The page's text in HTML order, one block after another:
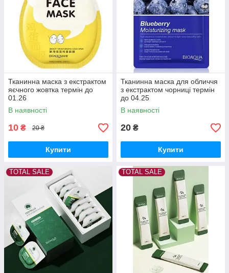
Тканинна маска з екстрактом
яєчного жовтка термін до
01.26
В наявності
10 ₴ 20 ₴
Купити
Тканинна маска для обличчя
з екстрактом чорниці термін
до 04.25
В наявності
20 ₴
Купити
TOTAL SALE TOTAL SALE